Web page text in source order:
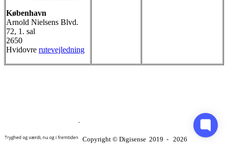
København
Arnold Nielsens Blvd.
72, 1. sal
2650
Hvidovre rutevejledning
Copyright © Digisense 2019 ‐ 2026